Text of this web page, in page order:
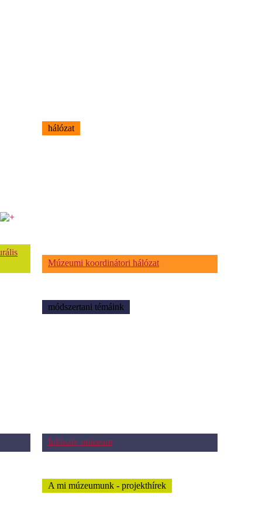
hálózat
Múzeumi koordinátori hálózat
módszertani témáink
Inkluzív múzeum
A mi múzeumunk - projekthírek